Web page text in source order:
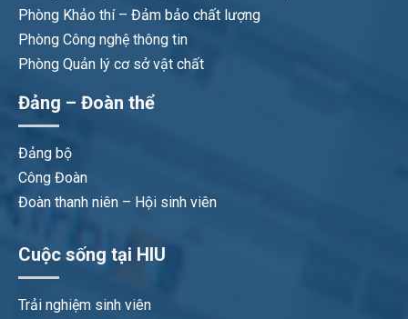
Phòng Khảo thí – Đảm bảo chất lượng
Phòng Công nghệ thông tin
Phòng Quản lý cơ sở vật chất
Đảng – Đoàn thể
Đảng bộ
Công Đoàn
Đoàn thanh niên – Hội sinh viên
Cuộc sống tại HIU
Trải nghiệm sinh viên